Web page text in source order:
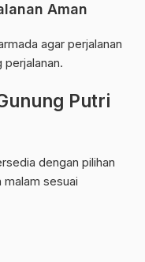
Aman
agar perjalanan
Putri
dengan pilihan
sesuai